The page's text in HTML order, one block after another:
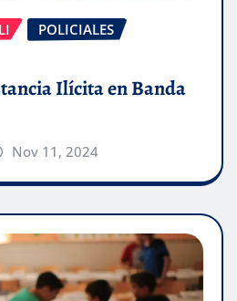
POLICIALES
Ilícita en Banda
Nov 11, 2024